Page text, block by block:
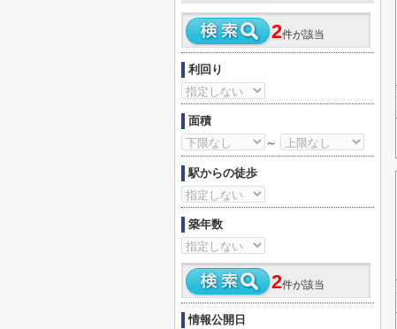
2件が該当
利回り
面積
～
駅からの徒歩
築年数
2件が該当
情報公開日